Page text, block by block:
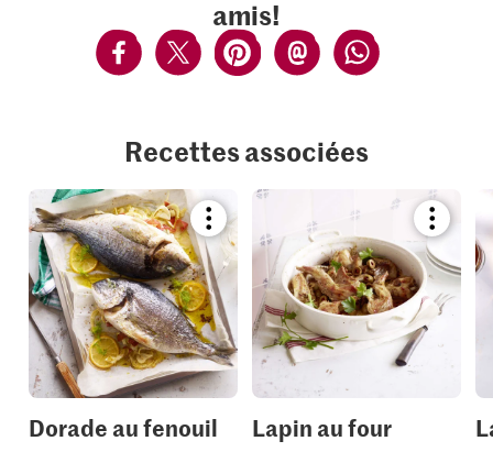
amis!
Recettes associées
Bookmark
recipe
or
add
it
to
your
collections.
Dorade au fenouil
recipe
or
add
to
Lapin au four